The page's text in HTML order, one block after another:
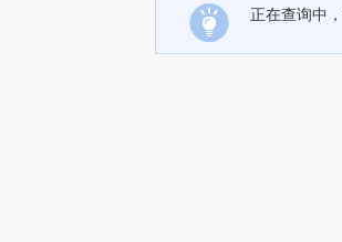
正在查询中